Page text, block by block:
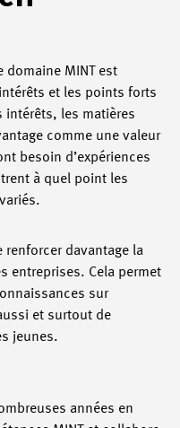
domaine MINT est
et les points forts
intérêts, les matières
comme une valeur
besoin d’expériences
à quel point les
renforcer davantage la
entreprises. Cela permet
sur
et surtout de
jeunes.
années en